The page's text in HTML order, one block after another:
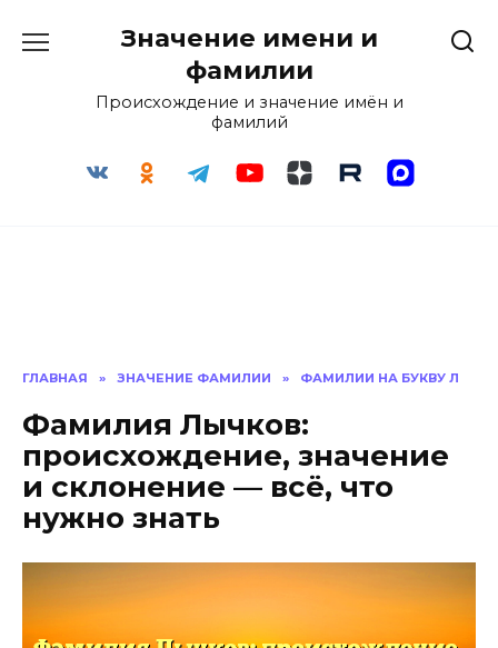
Значение имени и
фамилии
Происхождение и значение имён и
фамилий
ГЛАВНАЯ » ЗНАЧЕНИЕ ФАМИЛИИ » ФАМИЛИИ НА БУКВУ Л
Фамилия Лычков:
происхождение, значение
и склонение — всё, что
нужно знать